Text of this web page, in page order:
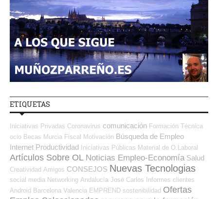
ETIQUETAS
Iniciativas Privadas Coronavirus comunicación Formación Técnica
ocio Becas Murcia Fiscal Motivación Búsqueda de Empleo
Internet Productividad Iniciativas Públicas Material de O.Laboral
Artículos Sobre OL Noticias Empleo-Economía Salud
Creatividad Amigos CONSEJOS Nuevas Tecnologias
social media Networking Andalucía José Carlos Informes clientes
Android Barcelona Valencia EMPREND sostenibilidad Ofertas